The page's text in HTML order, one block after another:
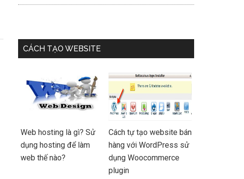
CÁCH TẠO WEBSITE
Web hosting là gì? Sử
dụng hosting để làm
web thế nào?
Cách tự tạo website bán
hàng với WordPress sử
dụng Woocommerce
plugin